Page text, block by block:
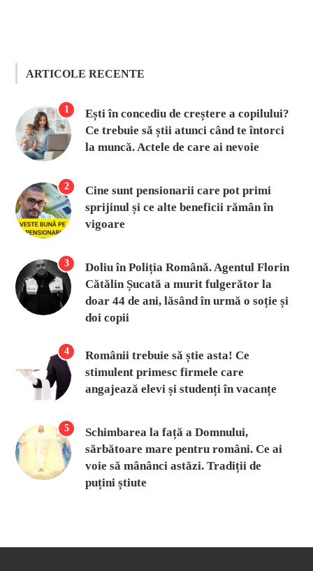
ARTICOLE RECENTE
1
Ești în concediu de creștere a copilului?
Ce trebuie să știi atunci când te întorci
la muncă. Actele de care ai nevoie
2
Cine sunt pensionarii care pot primi
sprijinul și ce alte beneficii rămân în
vigoare
3
Doliu în Poliția Română. Agentul Florin
Cătălin Șucată a murit fulgerător la
doar 44 de ani, lăsând în urmă o soție și
doi copii
4
Românii trebuie să știe asta! Ce
stimulent primesc firmele care
angajează elevi și studenți în vacanțe
5
Schimbarea la față a Domnului,
sărbătoare mare pentru români. Ce ai
voie să mânânci astăzi. Tradiții de
puțini știute